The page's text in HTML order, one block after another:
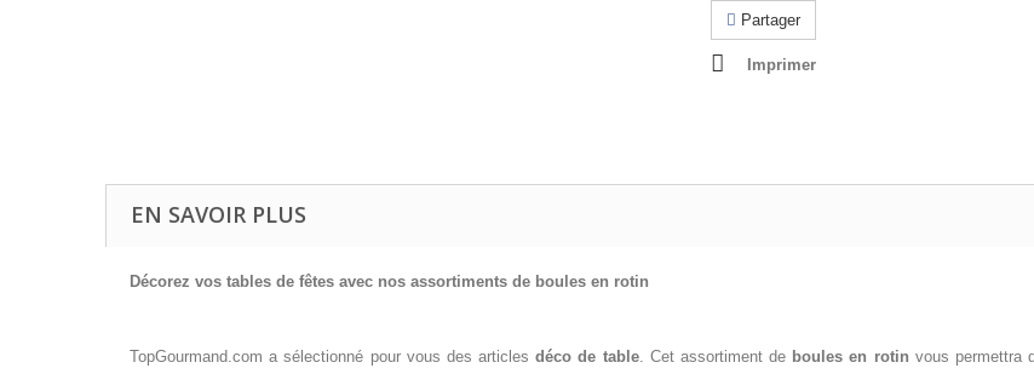
Partager
Imprimer
EN SAVOIR PLUS
Décorez vos tables de fêtes avec nos assortiments de boules en rotin
TopGourmand.com a sélectionné pour vous des articlesdéco de table. Cet assortiment de boules en rotin vous permettra